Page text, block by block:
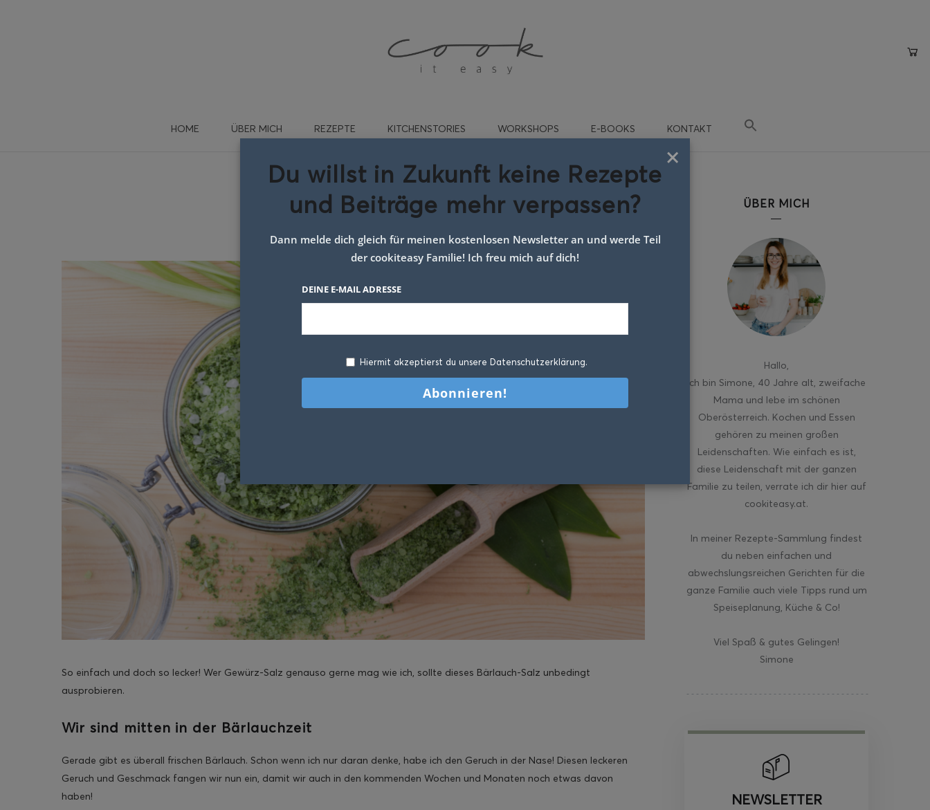
Eis am Stil
HOME ÜBER MICH REZEPTE KITCHENSTORIES WORKSHOPS E-BOOKS KONTAKT
Bärlauch-Salz
4. APRIL 2017
So einfach und doch so lecker! Wer Gewürz-Salz genauso gerne mag wie ich, sollte dieses Bärlauch-Salz unbedingt
ausprobieren.
Wir sind mitten in der Bärlauchzeit
Gerade gibt es überall frischen Bärlauch. Schon wenn ich nur daran denke, habe ich den Geruch in der Nase! Diesen leckeren
Geruch und Geschmack fangen wir nun ein, damit wir auch in den kommenden Wochen und Monaten noch etwas davon
haben!
ÜBER MICH
Hallo
ich bin Simone, 40 Jahre alt, zweifache
Mama und lebe im schönen
Oberösterreich. Kochen und Essen
gehören zu meinen großen
Leidenschaften. Wie einfach es ist,
diese Leidenschaft mit der ganzen
Familie zu teilen, verrate ich dir hier auf
cookiteasy.at.
In meiner Rezepte-Sammlung findest
du neben einfachen und
abwechslungsreichen Gerichten für die
ganze Familie auch viele Tipps rund um
Speiseplanung, Küche & Co!
Viel Spaß & gutes Gelingen!
Simone
NEWSLETTER
×
Du willst in Zukunft keine Rezepte
und Beiträge mehr verpassen?
Dann melde dich gleich für meinen kostenlosen Newsletter an und werde Teil
der cookiteasy Familie! Ich freu mich auf dich!
DEINE E-MAIL ADRESSE
Hiermit akzeptierst du unsere Datenschutzerklärung.